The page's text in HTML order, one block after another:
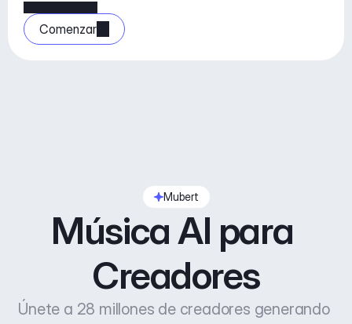
Comenzar
Mubert
Música AI para
Creadores
Únete a 28 millones de creadores generando